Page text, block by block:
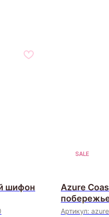
шифон
SALE
Azure
США)
Артикул: